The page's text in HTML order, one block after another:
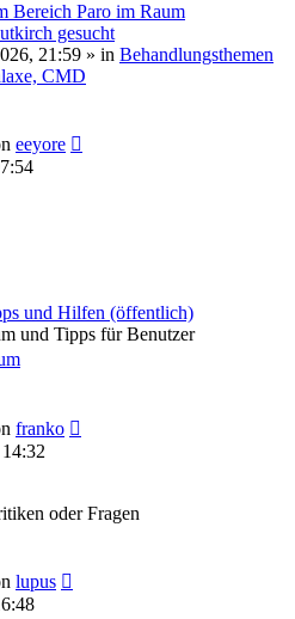
Bereich Paro im Raum
gesucht
21:59 » in Behandlungsthemen
CMD
eeyore
und Hilfen (öffentlich)
und Tipps für Benutzer
franko
oder Fragen
lupus